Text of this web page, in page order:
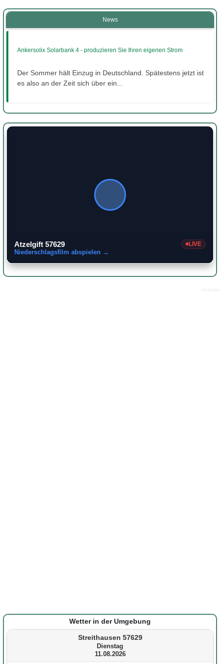
News
Ankersolix Solarbank 4 - produzieren Sie Ihren eigenen Strom
Der Sommer hält Einzug in Deutschland. Spätestens jetzt ist
es also an der Zeit sich über ein...
Atzelgift 57629 LIVE
Niederschlagsfilm abspielen →
Wetter in der Umgebung
Streithausen 57629
Dienstag
11.08.2026